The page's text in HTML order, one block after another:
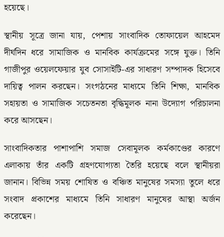
হয়েছে।
স্থানীয় সূত্রে জানা যায়, পেশায় সাংবাদিক তোফায়েল আহমেদ
দীর্ঘদিন ধরে সামাজিক ও মানবিক কার্যক্রমের সঙ্গে যুক্ত। তিনি
গাজীপুর ওয়েলফেয়ার যুব সোসাইটি-এর সাধারণ সম্পাদক হিসেবে
দায়িত্ব পালন করছেন। সংগঠনের মাধ্যমে তিনি শিক্ষা, মানবিক
সহায়তা ও সামাজিক সচেতনতা বৃদ্ধিমূলক নানা উদ্যোগ পরিচালনা
করে আসছেন।
সাংবাদিকতার পাশাপাশি সমাজ সেবামূলক কর্মকাণ্ডের কারণে
এলাকায় তাঁর একটি গ্রহণযোগ্যতা তৈরি হয়েছে বলে স্থানীয়রা
জানান। বিভিন্ন সময় শোষিত ও বঞ্চিত মানুষের সমস্যা তুলে ধরে
সংবাদ প্রকাশের মাধ্যমে তিনি সাধারণ মানুষের আস্থা অর্জন
করেছেন।